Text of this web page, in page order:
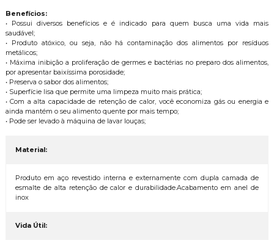
Benefícios:
• Possui diversos benefícios e é indicado para quem busca uma vida mais
saudável;
• Produto atóxico, ou seja, não há contaminação dos alimentos por resíduos
metálicos;
• Máxima inibição a proliferação de germes e bactérias no preparo dos alimentos,
por apresentar baixíssima porosidade;
• Preserva o sabor dos alimentos;
• Superfície lisa que permite uma limpeza muito mais prática;
• Com a alta capacidade de retenção de calor, você economiza gás ou energia e
ainda mantém o seu alimento quente por mais tempo;
• Pode ser levado à máquina de lavar louças;
Material:
Produto em aço revestido interna e externamente com dupla camada de
esmalte de alta retenção de calor e durabilidade.Acabamento em anel de
inox
Vida Útil: